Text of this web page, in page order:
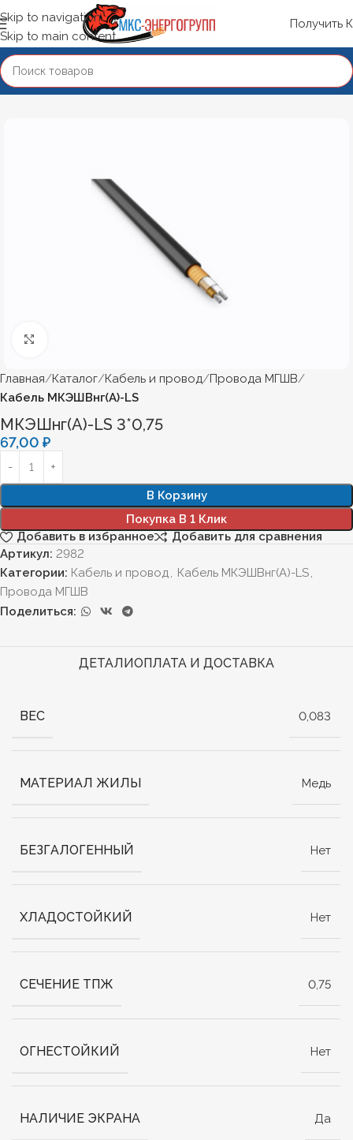
Skip to navigation
Skip to main content
Получить
Главная Каталог Кабель и провод
Провода МГШВ
Кабель МКЭШВнг(А)-LS
МКЭШнг(А)-LS 3*0,75
67,00 ₽
В Корзину
Покупка В 1 Клик
Добавить в избранное
Добавить для сравнения
Артикул: 2982
Категории: Кабель и провод, Кабель МКЭШВнг(А)-LS,
Провода МГШВ
Поделиться:
ДЕТАЛИОПЛАТА И ДОСТАВКА
ВЕС 0,083
МАТЕРИАЛ ЖИЛЫ Медь
БЕЗГАЛОГЕННЫЙ Нет
ХЛАДОСТОЙКИЙ Нет
СЕЧЕНИЕ ТПЖ 0,75
ОГНЕСТОЙКИЙ Нет
НАЛИЧИЕ ЭКРАНА Да